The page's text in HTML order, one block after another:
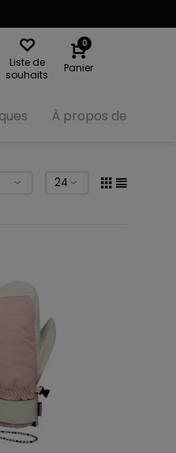
Liste de
souhaits
0
Panier
À propos de nous